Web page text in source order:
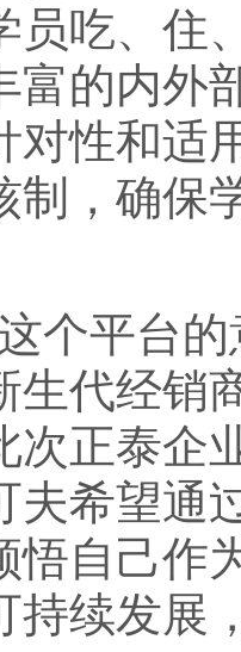
员吃、住
富的内外
对性和适
制，确保
个平台
生代经销
次正泰企
夫希望通
悟自己作
持续发展